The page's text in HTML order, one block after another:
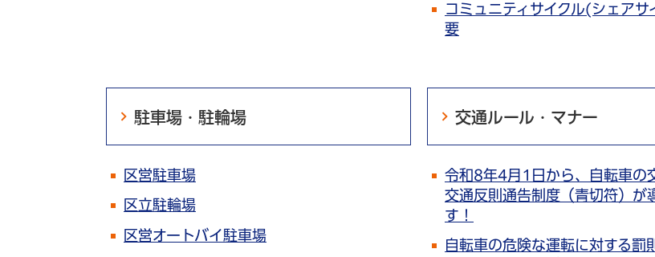
コミュニティサイクル(シェアサ
要
駐車場・駐輪場
区営駐車場
区立駐輪場
区営オートバイ駐車場
交通ルール・マナー
令和8年4月1日から、自転車の
交通反則通告制度（青切符）が
す！
自転車の危険な運転に対する罰